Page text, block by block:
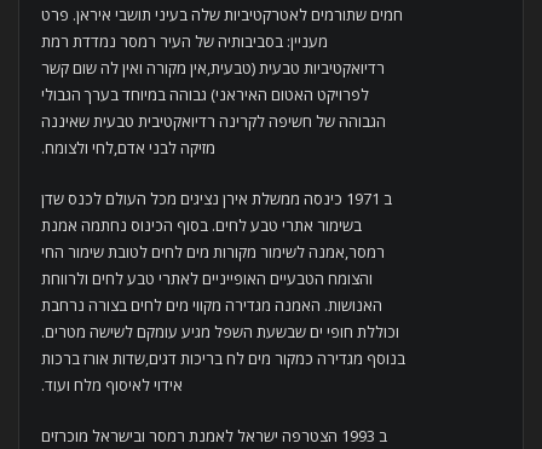
חמים שתורמים לאטרקטיביות שלה בעיני תושבי איראן. פרט
מעניין: בסביבותיה של העיר רמסר נמדדת רמת
רדיואקטיביות טבעית (טבעית,אין מקורה ואין לה שום קשר
לפרויקט האטום האיראני) גבוהה במיוחד בערך הגבולי
הגבוהה של חשיפה לקרינה רדיואקטיבית טבעית שאיננה
מזיקה לבני אדם,לחי ולצומח.
ב 1971 כינסה ממשלת אירן נציגים מכל העולם לכנס שדן
בשימור אתרי טבע לחים. בסוף הכינוס נחתמה אמנת
רמסר,אמנה לשימור מקורות מים לחים לטובת שימור החי
והצומח הטבעיים האופייניים לאתרי טבע לחים ולרווחת
האנושות. האמנה מגדירה מקווי מים לחים בצורה נרחבת
וכוללת חופי ים שבשעת השפל מגיע עומקם לשישה מטרים.
בנוסף מגדירה כמקור מים לח בריכות דגים,שדות אורז ברכות
אידוי לאיסוף מלח ועוד.
ב 1993 הצטרפה ישראל לאמנת רמסר ובישראל מוכרזים